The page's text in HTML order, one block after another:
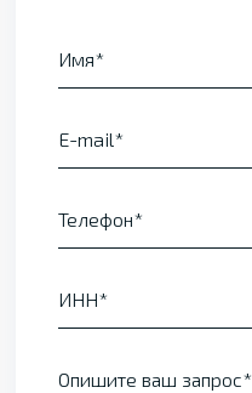
Имя
E-mail
Телефон
ИНН
Опишите ваш запрос